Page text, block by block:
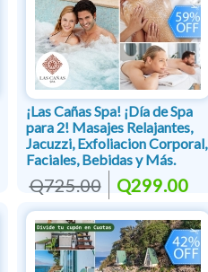
¡Las Cañas Spa! ¡Día de Spa
para 2! Masajes Relajantes,
Jacuzzi, Exfoliacion Corporal,
Faciales, Bebidas y Más.
Q725.00 Q299.00